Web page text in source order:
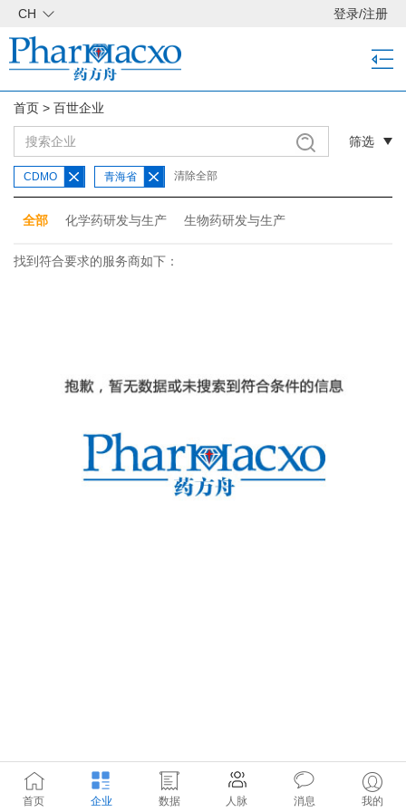
CH 登录/注册
首页 > 百世企业
筛选
CDMO 青海省 清除全部
全部 化学药研发与生产 生物药研发与生产
找到符合要求的服务商如下：
首页 企业 数据 人脉 消息 我的